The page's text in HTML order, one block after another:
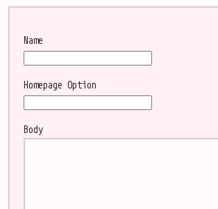
Name
Homepage Option
Body